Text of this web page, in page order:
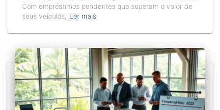
Com empréstimos pendentes que superam o valor de
seus veículos, Ler mais